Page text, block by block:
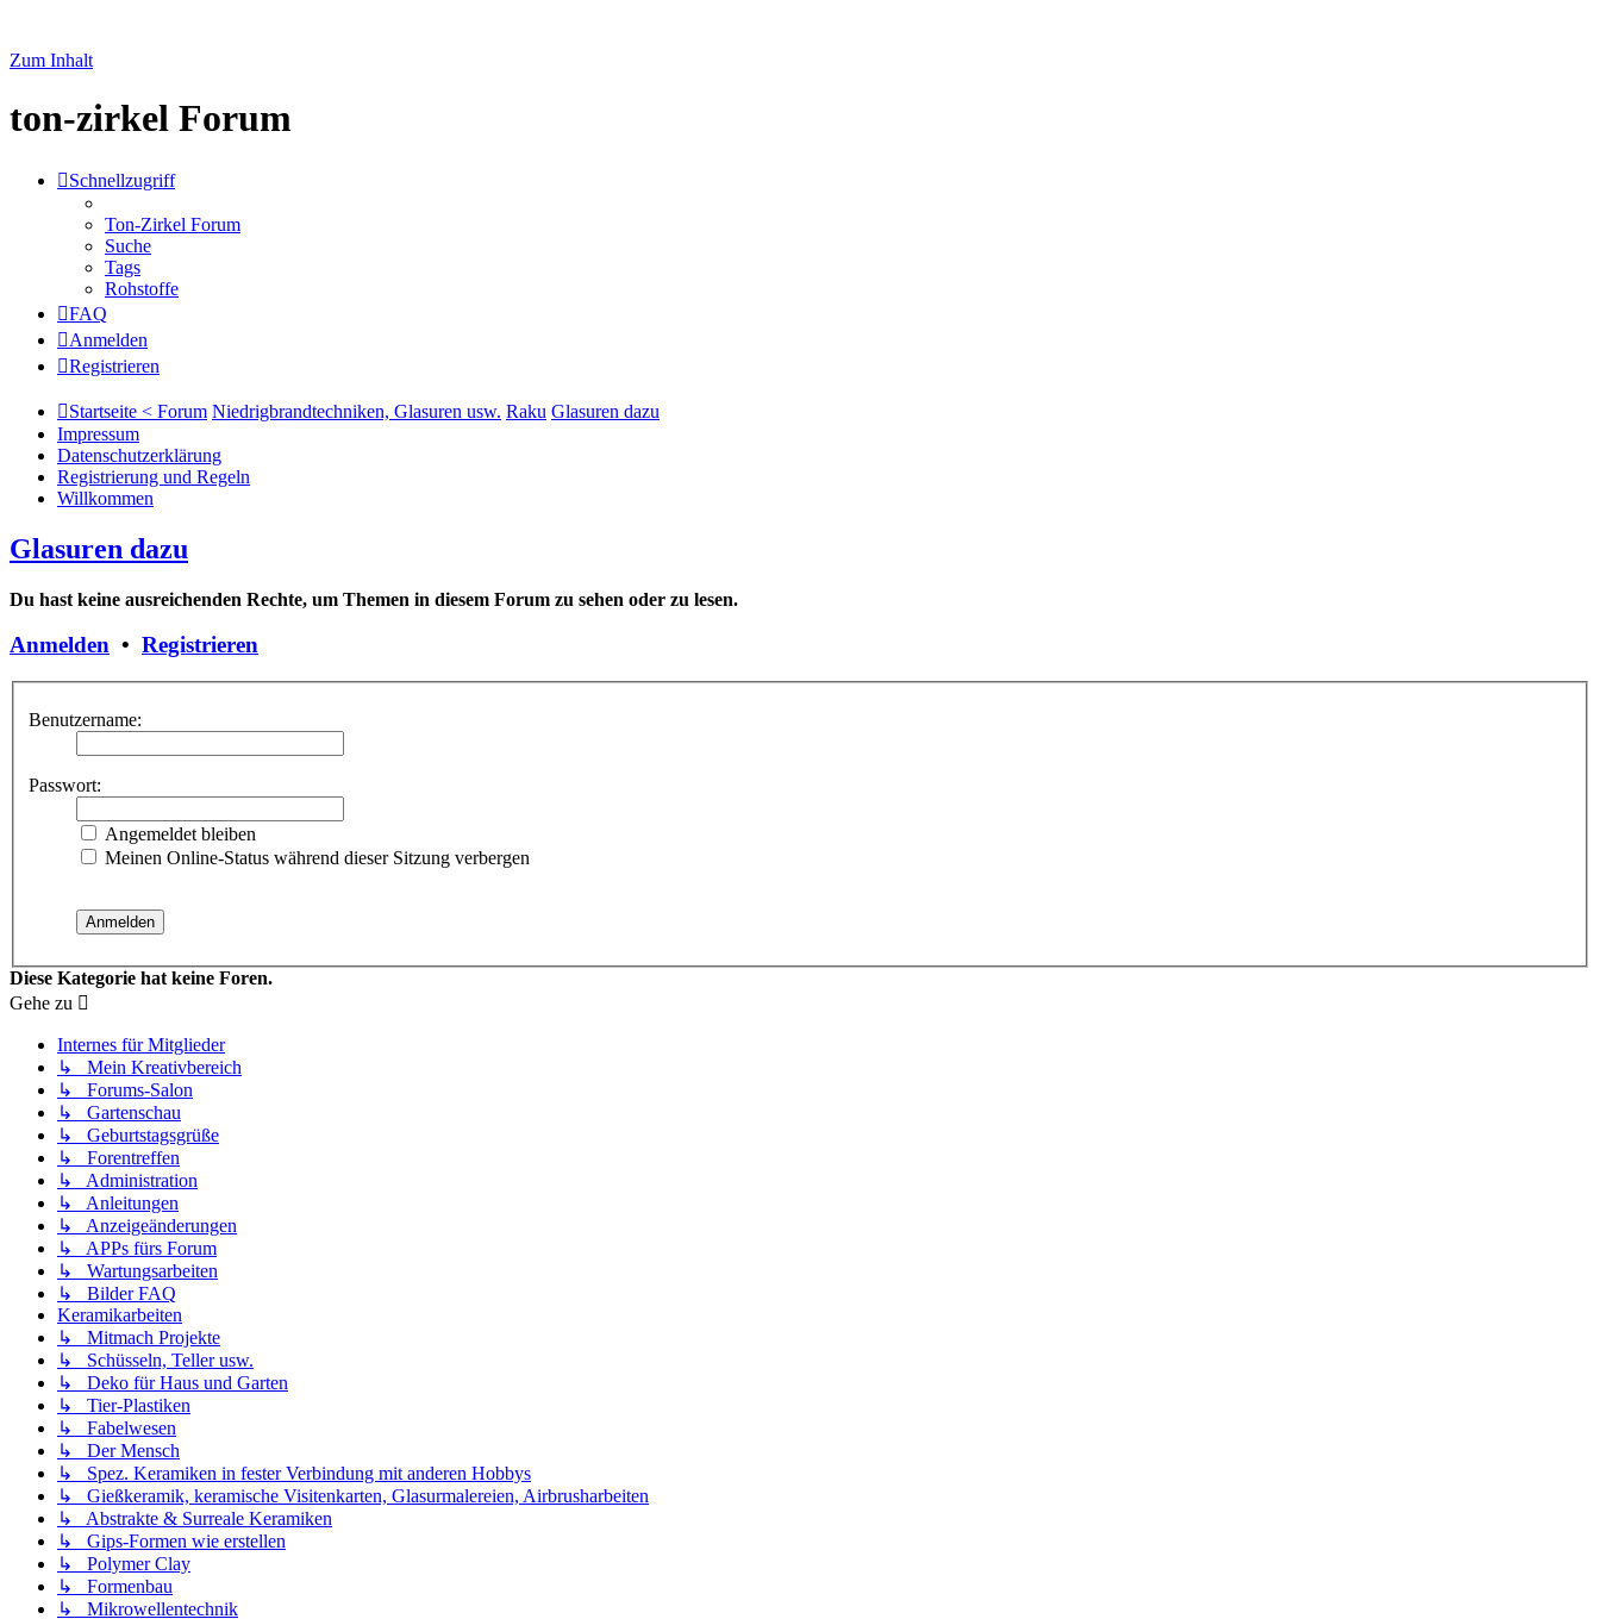
Zum Inhalt
ton-zirkel Forum
Schnellzugriff
Ton-Zirkel Forum
Suche
Tags
Rohstoffe
FAQ
Anmelden
Registrieren
Startseite < Forum Niedrigbrandtechniken, Glasuren usw. Raku Glasuren dazu
Impressum
Datenschutzerklärung
Registrierung und Regeln
Willkommen
Glasuren dazu
Du hast keine ausreichenden Rechte, um Themen in diesem Forum zu sehen oder zu lesen.
Anmelden • Registrieren
Benutzername:
Passwort:
Angemeldet bleiben
Meinen Online-Status während dieser Sitzung verbergen
Diese Kategorie hat keine Foren.
Gehe zu
Internes für Mitglieder
↳ Mein Kreativbereich
↳ Forums-Salon
↳ Gartenschau
↳ Geburtstagsgrüße
↳ Forentreffen
↳ Administration
↳ Anleitungen
↳ Anzeigeänderungen
↳ APPs fürs Forum
↳ Wartungsarbeiten
↳ Bilder FAQ
Keramikarbeiten
↳ Mitmach Projekte
↳ Schüsseln, Teller usw.
↳ Deko für Haus und Garten
↳ Tier-Plastiken
↳ Fabelwesen
↳ Der Mensch
↳ Spez. Keramiken in fester Verbindung mit anderen Hobbys
↳ Gießkeramik, keramische Visitenkarten, Glasurmalereien, Airbrusharbeiten
↳ Abstrakte & Surreale Keramiken
↳ Gips-Formen wie erstellen
↳ Polymer Clay
↳ Formenbau
↳ Mikrowellentechnik